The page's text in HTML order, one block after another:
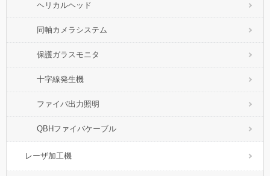
ヘリカルヘッド
同軸カメラシステム
保護ガラスモニタ
十字線発生機
ファイバ出力照明
QBHファイバケーブル
レーザ加工機